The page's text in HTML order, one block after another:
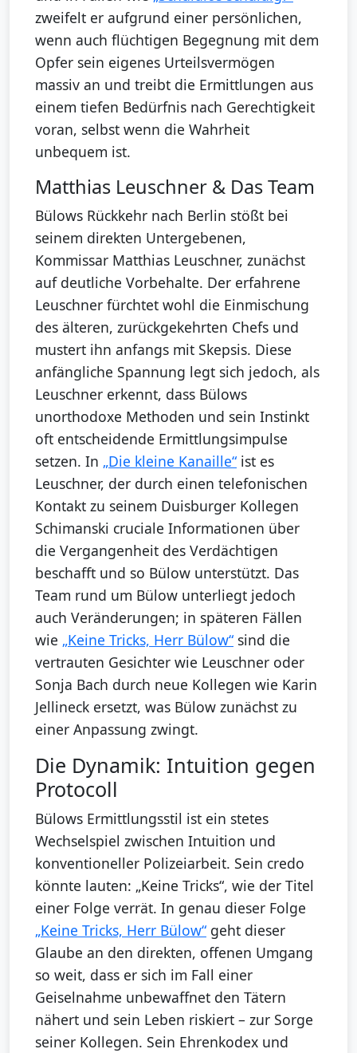
zweifelt er aufgrund einer persönlichen,
wenn auch flüchtigen Begegnung mit dem
Opfer sein eigenes Urteilsvermögen
massiv an und treibt die Ermittlungen aus
einem tiefen Bedürfnis nach Gerechtigkeit
voran, selbst wenn die Wahrheit
unbequem ist.
Matthias Leuschner & Das Team
Bülows Rückkehr nach Berlin stößt bei
seinem direkten Untergebenen,
Kommissar Matthias Leuschner, zunächst
auf deutliche Vorbehalte. Der erfahrene
Leuschner fürchtet wohl die Einmischung
des älteren, zurückgekehrten Chefs und
mustert ihn anfangs mit Skepsis. Diese
anfängliche Spannung legt sich jedoch, als
Leuschner erkennt, dass Bülows
unorthodoxe Methoden und sein Instinkt
oft entscheidende Ermittlungsimpulse
setzen. In „Die kleine Kanaille“ ist es
Leuschner, der durch einen telefonischen
Kontakt zu seinem Duisburger Kollegen
Schimanski cruciale Informationen über
die Vergangenheit des Verdächtigen
beschafft und so Bülow unterstützt. Das
Team rund um Bülow unterliegt jedoch
auch Veränderungen; in späteren Fällen
wie „Keine Tricks, Herr Bülow“ sind die
vertrauten Gesichter wie Leuschner oder
Sonja Bach durch neue Kollegen wie Karin
Jellineck ersetzt, was Bülow zunächst zu
einer Anpassung zwingt.
Die Dynamik: Intuition gegen
Protocoll
Bülows Ermittlungsstil ist ein stetes
Wechselspiel zwischen Intuition und
konventioneller Polizeiarbeit. Sein credo
könnte lauten: „Keine Tricks“, wie der Titel
einer Folge verrät. In genau dieser Folge
„Keine Tricks, Herr Bülow“ geht dieser
Glaube an den direkten, offenen Umgang
so weit, dass er sich im Fall einer
Geiselnahme unbewaffnet den Tätern
nähert und sein Leben riskiert – zur Sorge
seiner Kollegen. Sein Ehrenkodex und